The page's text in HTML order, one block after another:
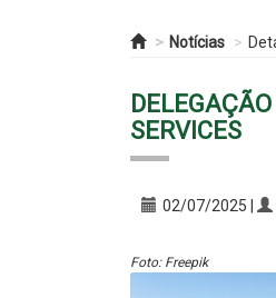
Notícias
SERVICES
02/07/2025 |
Foto: Freepik